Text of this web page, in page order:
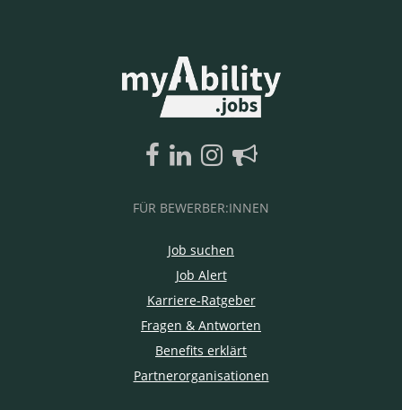
FÜR BEWERBER:INNEN
Job suchen
Job Alert
Karriere-Ratgeber
Fragen & Antworten
Benefits erklärt
Partnerorganisationen